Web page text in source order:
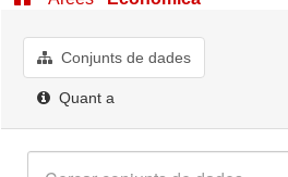
Quant a
Conjunts de dades
Quant a